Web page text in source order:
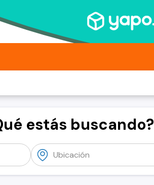
estás buscando?